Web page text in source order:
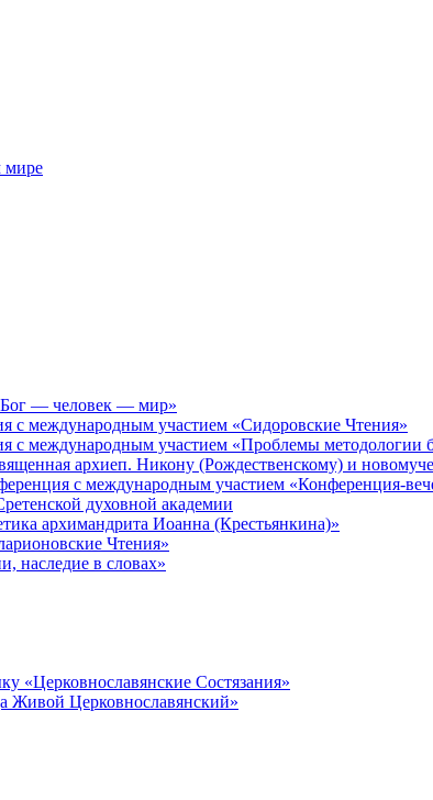
мире
— человек — мир»
с международным участием «Сидоровские Чтения»
с международным участием «Проблемы методологии
архиеп. Никону (Рождественскому) и
с международным участием «Конференция-
духовной академии
архимандрита Иоанна (Крестьянкина)»
Чтения»
наследие в словах»
«Церковнославянские Состязания»
Живой Церковнославянский»